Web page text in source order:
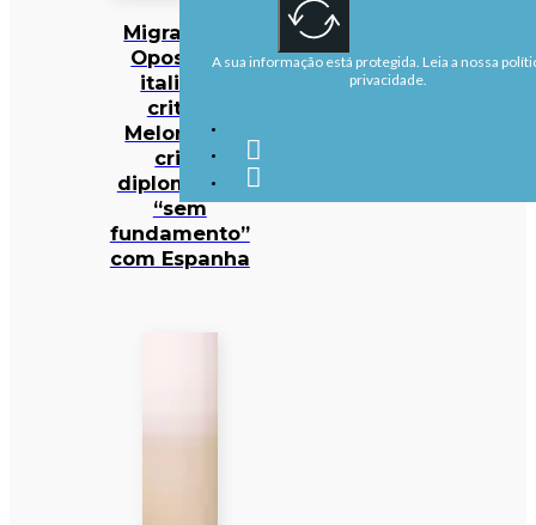
Migrações:
Oposição
italiana
critica
Meloni por
crise
diplomática
“sem
fundamento”
com Espanha
A sua informação está protegida. Leia a nossa
privacidade.